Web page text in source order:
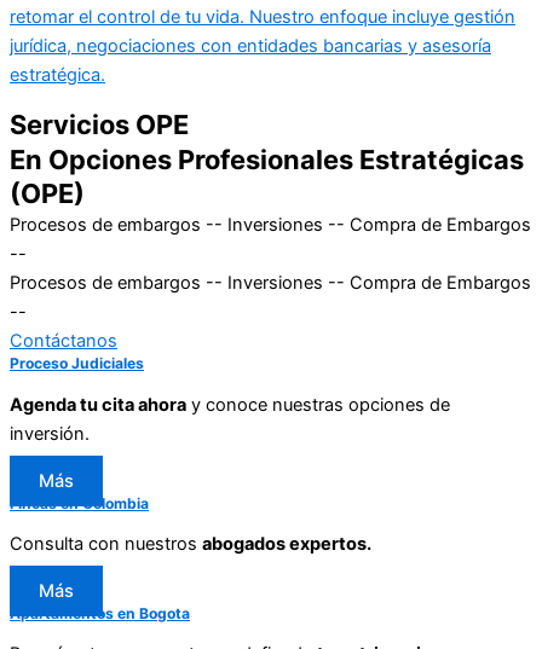
retomar el control de tu vida. Nuestro enfoque incluye gestión
jurídica, negociaciones con entidades bancarias y asesoría
estratégica.
Servicios OPE
En Opciones Profesionales Estratégicas
(OPE)
Procesos de embargos -- Inversiones -- Compra de Embargos
--
Procesos de embargos -- Inversiones -- Compra de Embargos
--
Contáctanos
Proceso Judiciales
Agenda tu cita ahora y conoce nuestras opciones de
inversión.
Más
Fincas en Colombia
Consulta con nuestros abogados expertos.
Más
Apartamentos en Bogota